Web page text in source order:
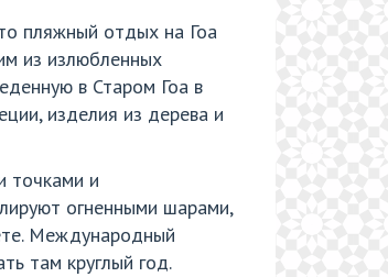
пляжный отдых на Гоа
из излюбленных
в Старом Гоа в
изделия из дерева и
точками и
огненными шарами,
Международный
там круглый год.